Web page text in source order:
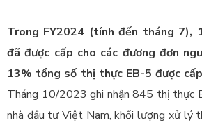
Trong FY2024 (tính đến tháng 7),
đã được cấp cho các đương đơn
13% tổng số thị thực EB-5 được
Tháng 10/2023 ghi nhận 845 thị thực
nhà đầu tư Việt Nam, khối lượng xử lý